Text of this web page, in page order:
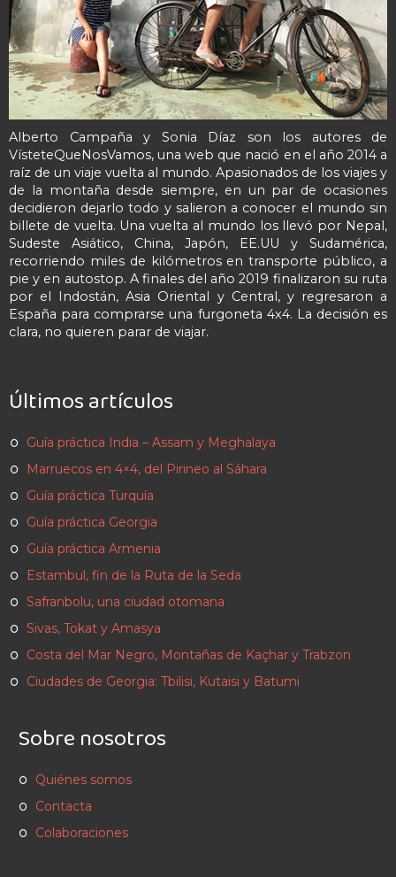
Alberto Campaña y Sonia Díaz son los autores de
VísteteQueNosVamos, una web que nació en el año 2014 a
raíz de un viaje vuelta al mundo. Apasionados de los viajes y
de la montaña desde siempre, en un par de ocasiones
decidieron dejarlo todo y salieron a conocer el mundo sin
billete de vuelta. Una vuelta al mundo los llevó por Nepal,
Sudeste Asiático, China, Japón, EE.UU y Sudamérica,
recorriendo miles de kilómetros en transporte público, a
pie y en autostop. A finales del año 2019 finalizaron su ruta
por el Indostán, Asia Oriental y Central, y regresaron a
España para comprarse una furgoneta 4x4. La decisión es
clara, no quieren parar de viajar.
Últimos artículos
Guía práctica India – Assam y Meghalaya
Marruecos en 4×4, del Pirineo al Sáhara
Guía práctica Turquía
Guía práctica Georgia
Guía práctica Armenia
Estambul, fin de la Ruta de la Seda
Safranbolu, una ciudad otomana
Sivas, Tokat y Amasya
Costa del Mar Negro, Montañas de Kaçhar y Trabzon
Ciudades de Georgia: Tbilisi, Kutaisi y Batumi
Sobre nosotros
Quiénes somos
Contacta
Colaboraciones